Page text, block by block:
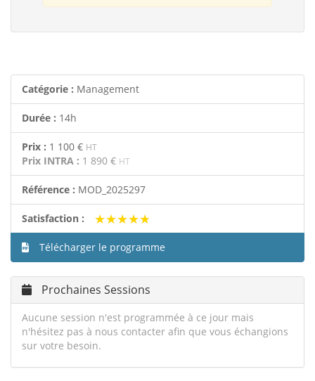
Catégorie : Management
Durée : 14h
Prix : 1 100 € HT
Prix INTRA : 1 890 € HT
Référence : MOD_2025297
Satisfaction : ★★★★★
★★★★★
Télécharger le programme
Prochaines Sessions
Aucune session n'est programmée à ce jour mais
n'hésitez pas à nous contacter afin que vous échangions
sur votre besoin.